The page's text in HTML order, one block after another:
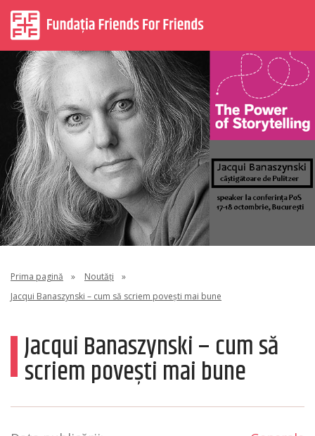
Prima pagină » Noutăți
»
Jacqui Banaszynski – cum să scriem povești mai bune
Jacqui Banaszynski – cum să
scriem povești mai bune